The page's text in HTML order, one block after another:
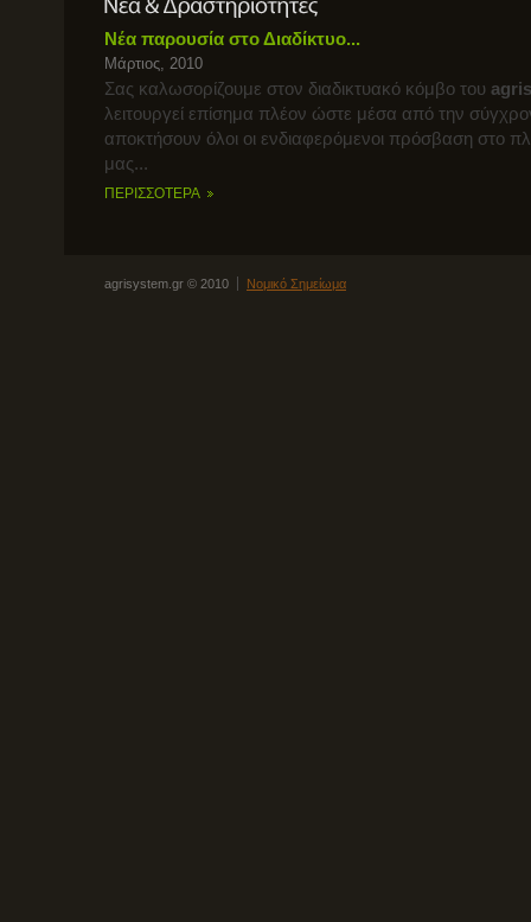
Νέα παρουσία στο Διαδίκτυο...
Μάρτιος, 2010
Σας καλωσορίζουμε στον διαδικτυακό κόμβο του
λειτουργεί επίσημα πλέον ώστε μέσα από την
αποκτήσουν όλοι οι ενδιαφερόμενοι πρόσβαση στο
μας...
ΠΕΡΙΣΣΟΤΕΡΑ
agrisystem.gr © 2010 Νομικό Σημείωμα